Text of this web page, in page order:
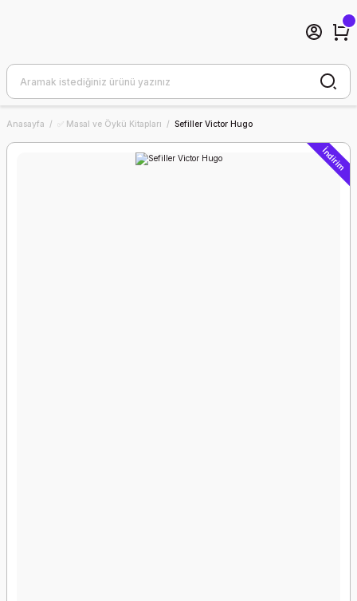
Anasayfa ✅ Masal ve Öykü Kitapları Sefiller Victor Hugo
İndirim